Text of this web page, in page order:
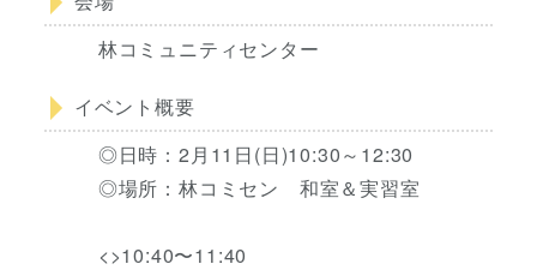
林コミュニティセンター
イベント概要
◎日時：2月11日(日)10:30～12:30
◎場所：林コミセン 和室＆実習室
<>10:40〜11:40